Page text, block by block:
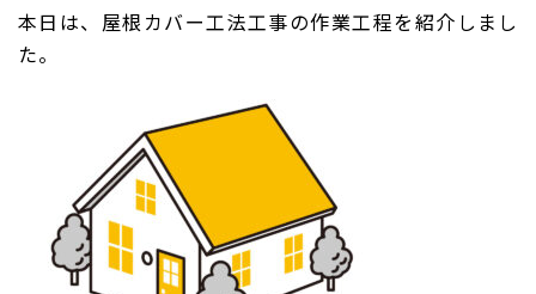
本日は、屋根カバー工法工事の作業工程を紹介しまし
た。